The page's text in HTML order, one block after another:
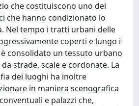
che costituiscono uno dei
che hanno condizionato lo
Nel tempo i tratti urbani delle
coperti e lungo i
consolidato un tessuto urbano
strade, scale e cordonate. La
dei luoghi ha inoltre
in maniera scenografica
e palazzi che,